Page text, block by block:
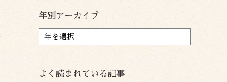
年別アーカイブ
ア
ー
ブ
よく読まれている記事